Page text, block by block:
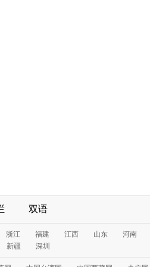
双语
浙江 福建 江西 山东
河南
新疆
深圳